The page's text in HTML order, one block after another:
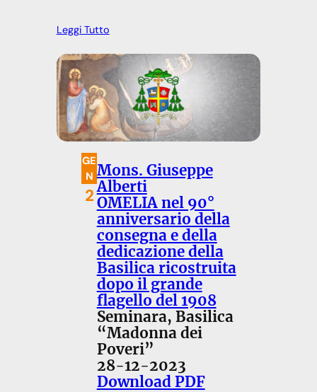
Leggi Tutto
GE
N
2
Mons. Giuseppe
Alberti
OMELIA nel 90°
anniversario della
consegna e della
dedicazione della
Basilica ricostruita
dopo il grande
flagello del 1908
Seminara, Basilica
“Madonna dei
Poveri”
28-12-2023
Download PDF